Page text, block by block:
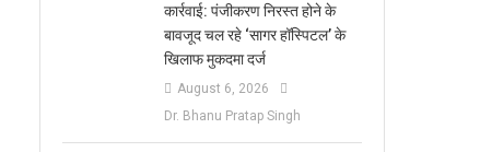
कार्रवाई: पंजीकरण निरस्त होने के
बावजूद चल रहे ‘सागर हॉस्पिटल’ के
खिलाफ मुकदमा दर्ज
August 6, 2026
Dr. Bhanu Pratap Singh